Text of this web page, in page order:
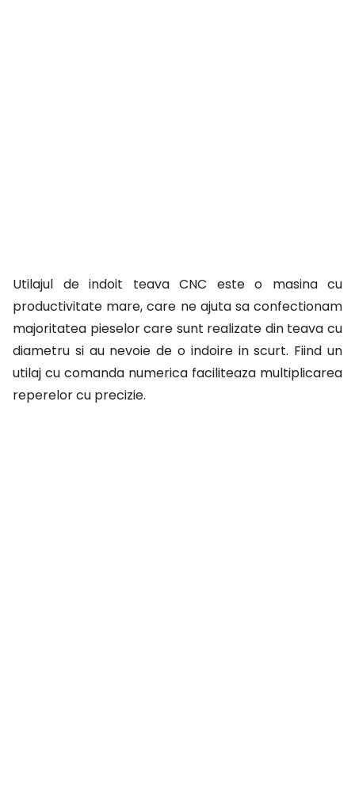
Utilajul de indoit teava CNC este o masina cu
productivitate mare, care ne ajuta sa confectionam
majoritatea pieselor care sunt realizate din teava cu
diametru si au nevoie de o indoire in scurt. Fiind un
utilaj cu comanda numerica faciliteaza multiplicarea
reperelor cu precizie.